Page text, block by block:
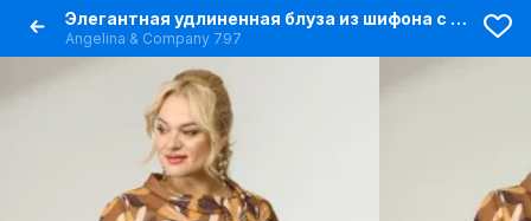
Элегантная удлиненная блуза из шифона с асимметричным низом
Angelina & Сompany 797